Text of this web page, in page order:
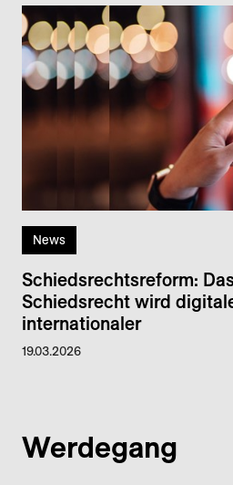
News
Schiedsrechtsreform:
Schiedsrecht wird
internationaler
19.03.2026
Werdegang